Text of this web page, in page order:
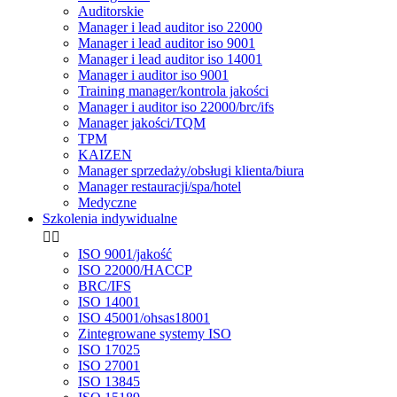
Auditorskie
Manager i lead auditor iso 22000
Manager i lead auditor iso 9001
Manager i lead auditor iso 14001
Manager i auditor iso 9001
Training manager/kontrola jakości
Manager i auditor iso 22000/brc/ifs
Manager jakości/TQM
TPM
KAIZEN
Manager sprzedaży/obsługi klienta/biura
Manager restauracji/spa/hotel
Medyczne
Szkolenia indywidualne
 
ISO 9001/jakość
ISO 22000/HACCP
BRC/IFS
ISO 14001
ISO 45001/ohsas18001
Zintegrowane systemy ISO
ISO 17025
ISO 27001
ISO 13845